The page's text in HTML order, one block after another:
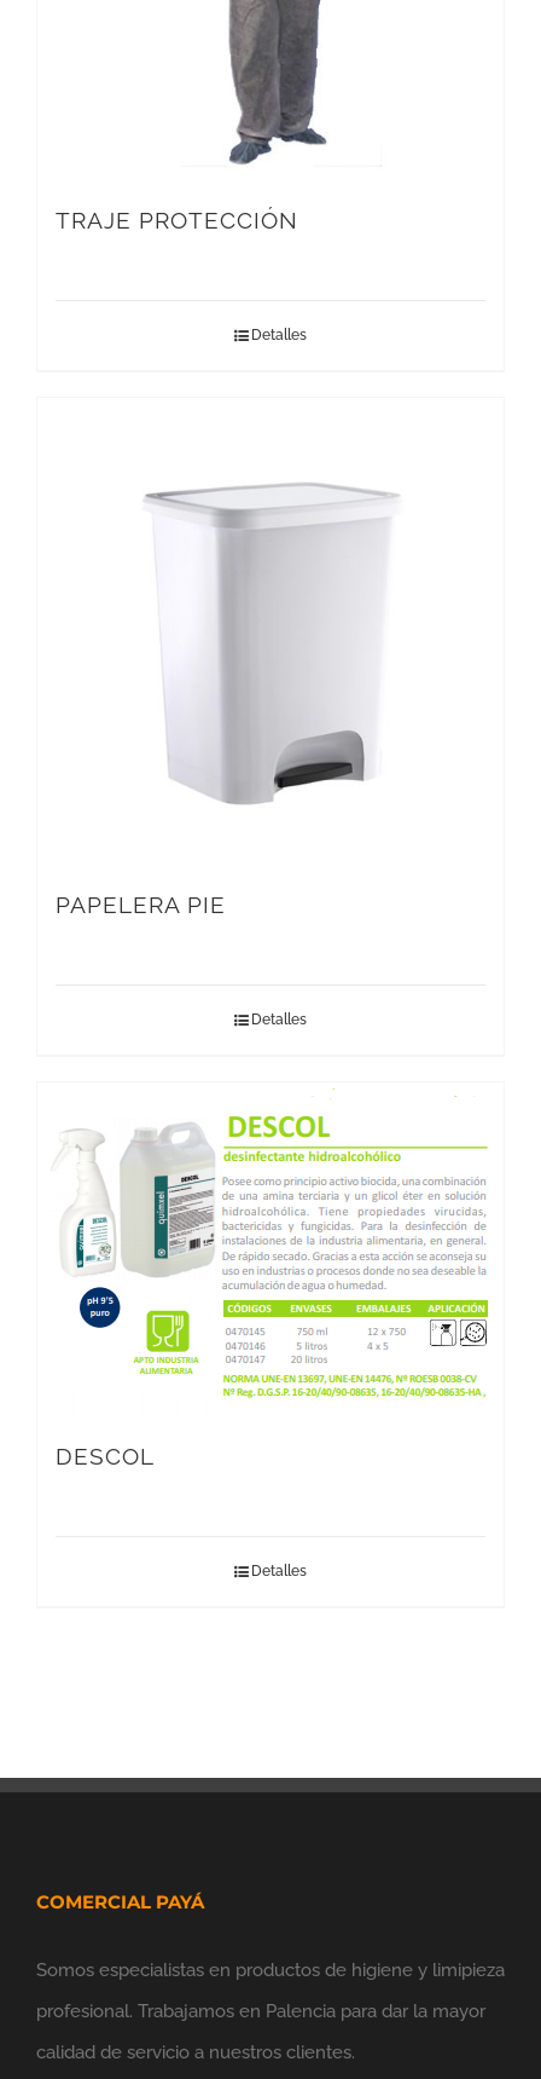
TRAJE PROTECCIÓN
Detalles
PAPELERA PIE
Detalles
DESCOL
Detalles
COMERCIAL PAYÁ
Somos especialistas en productos de higiene y limipieza
profesional. Trabajamos en Palencia para dar la mayor
calidad de servicio a nuestros clientes.